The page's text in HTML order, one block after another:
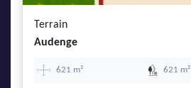
Terrain
Audenge
621 m² 621 m²